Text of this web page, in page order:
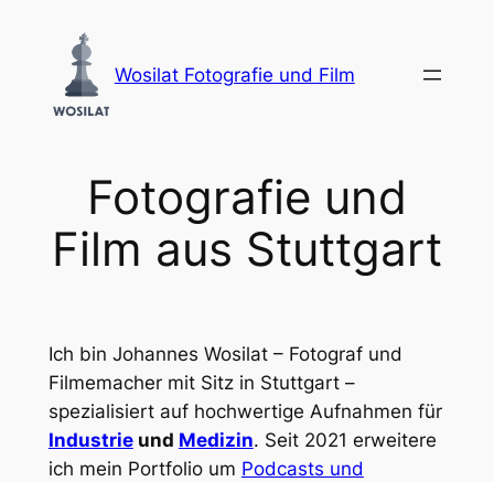
springen
Wosilat Fotografie und Film
Fotografie und
Film aus Stuttgart
Ich bin Johannes Wosilat – Fotograf und
Filmemacher mit Sitz in Stuttgart –
spezialisiert auf hochwertige Aufnahmen für
Industrieund Medizin. Seit 2021 erweitere
ich mein Portfolio um Podcasts und